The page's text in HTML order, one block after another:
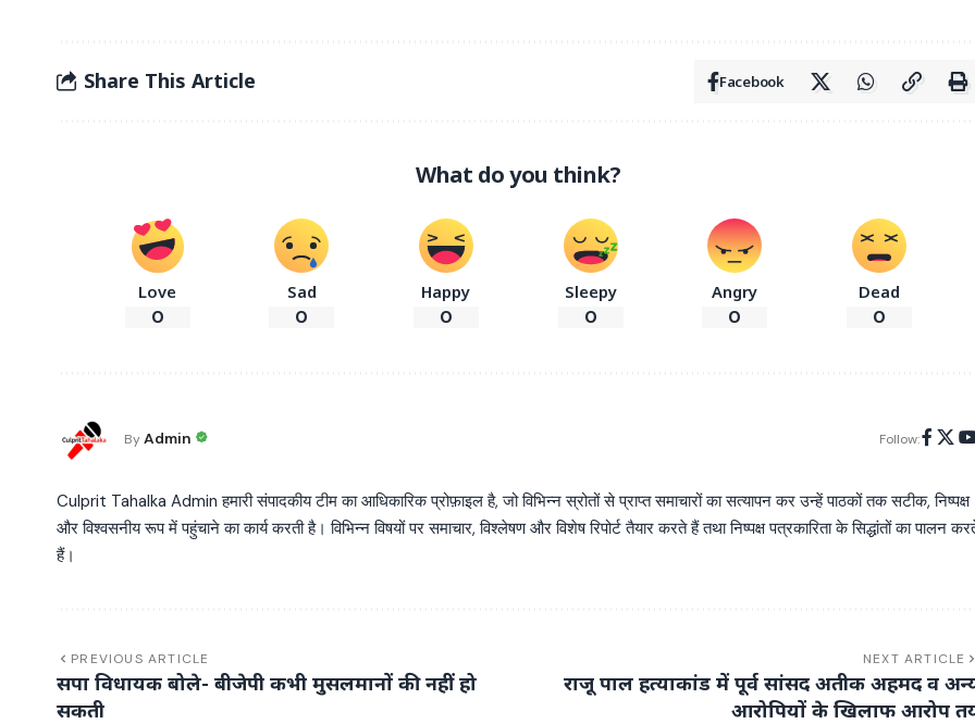
Share This Article Facebook
What do you think?
Love
0
Sad
0
Happy
0
Sleepy
0
Angry
0
Dead
0
ByAdmin Follow:
Culprit Tahalka Admin हमारी संपादकीय टीम का आधिकारिक प्रोफ़ाइल है, जो विभिन्न स्रोतों से प्राप्त समाचारों का सत्यापन कर उन्हें पाठकों तक सटीक, निष्पक्ष
और विश्वसनीय रूप में पहुंचाने का कार्य करती है। विभिन्न विषयों पर समाचार, विश्लेषण और विशेष रिपोर्ट तैयार करते हैं तथा निष्पक्ष पत्रकारिता के सिद्धांतों का पालन
हैं।
PREVIOUS ARTICLE
सपा विधायक बोले- बीजेपी कभी मुसलमानों की नहीं हो
सकती
NEXT ARTICLE
राजू पाल हत्याकांड में पूर्व सांसद अतीक अहमद व
आरोपियों के खिलाफ आरोप